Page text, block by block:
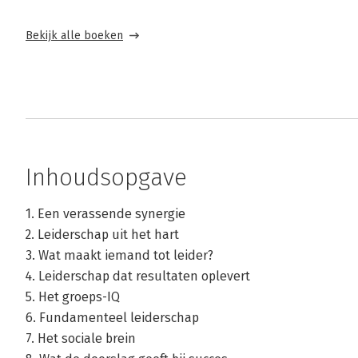
Bekijk alle boeken
Inhoudsopgave
1. Een verassende synergie
2. Leiderschap uit het hart
3. Wat maakt iemand tot leider?
4. Leiderschap dat resultaten oplevert
5. Het groeps-IQ
6. Fundamenteel leiderschap
7. Het sociale brein